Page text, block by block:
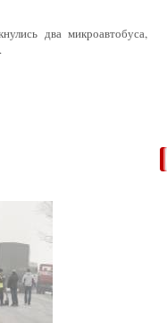
два микроавтобуса,